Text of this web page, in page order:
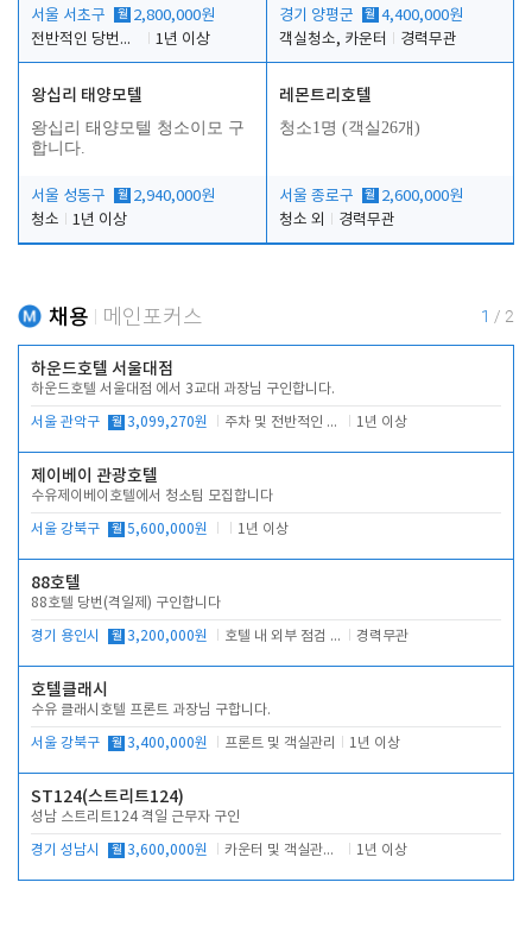
서울 서초구 월 2,800,000원
전반적인 당번업무
1년 이상
경기 양평군 월 4,400,000원
객실청소, 카운터
경력무관
왕십리 태양모텔
왕십리 태양모텔 청소이모 구
합니다.
서울 성동구 월 2,940,000원
청소
1년 이상
레몬트리호텔
청소1명 (객실26개)
서울 종로구 월 2,600,000원
청소 외
경력무관
채용 메인포커스 1 / 2
하운드호텔 서울대점
하운드호텔 서울대점 에서 3교대 과장님 구인합니다.
서울 관악구 월 3,099,270원 주차 및 전반적인 당번업무 1년 이상
제이베이 관광호텔
수유제이베이호텔에서 청소팀 모집합니다
서울 강북구 월 5,600,000원 1년 이상
88호텔
88호텔 당번(격일제) 구인합니다
경기 용인시 월 3,200,000원 호텔 내 외부 점검 및 프런트 운영 경력무관
호텔클래시
수유 클래시호텔 프론트 과장님 구합니다.
서울 강북구 월 3,400,000원 프론트 및 객실관리 1년 이상
ST124(스트리트124)
성남 스트리트124 격일 근무자 구인
경기 성남시 월 3,600,000원 카운터 및 객실관리 전반 1년 이상